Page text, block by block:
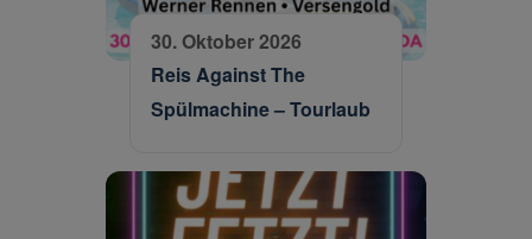
30. Oktober 2026
Reis Against The
Spülmachine – Tourlaub